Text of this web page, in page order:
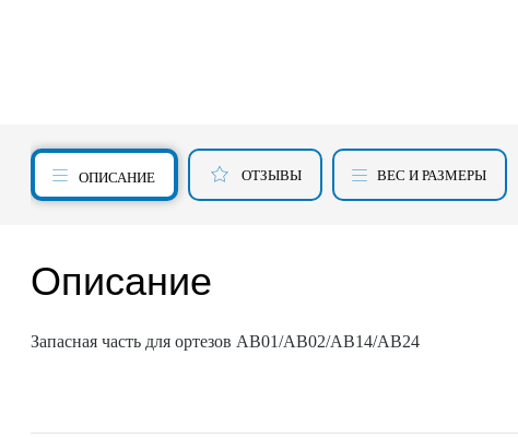
ОПИСАНИЕ ОТЗЫВЫ ВЕС И РАЗМЕРЫ
Описание
Запасная часть для ортезов АВ01/АВ02/АВ14/АВ24